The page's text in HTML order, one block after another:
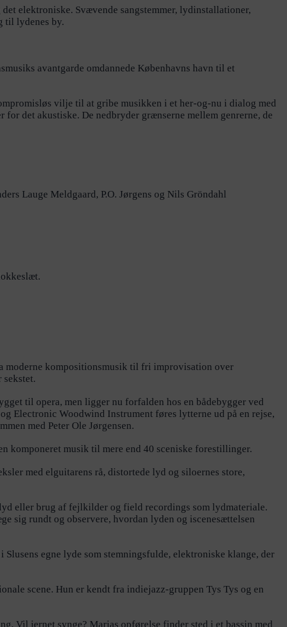
elektroniske. Svævende sangstemmer, lydinstallationer,
til lydenes by.
avantgarde omdannede Københavns havn til et
vilje til at gribe musikken i et her-og-nu i dialog med
det akustiske. De nedbryder grænserne mellem genrerne, de
Lauge Meldgaard, P.O. Jørgens og Nils Gröndahl
moderne kompositionsmusik til fri improvisation over
til opera, men ligger nu forfalden hos en bådebygger ved
Electronic Woodwind Instrument føres lytterne ud på en rejse,
med Peter Ole Jørgensen.
komponeret musik til mere end 40 sceniske forestillinger.
med elguitarens rå, distortede lyd og siloernes store,
eller brug af fejlkilder og field recordings som lydmateriale.
sig rundt og observere, hvordan lyden og iscenesættelsen
egne lyde som stemningsfulde, elektroniske klange, der
scene. Hun er kendt fra indiejazz-gruppen Tys Tys og en
Vil jernet synge? Marias opførelse finder sted i et bassin med